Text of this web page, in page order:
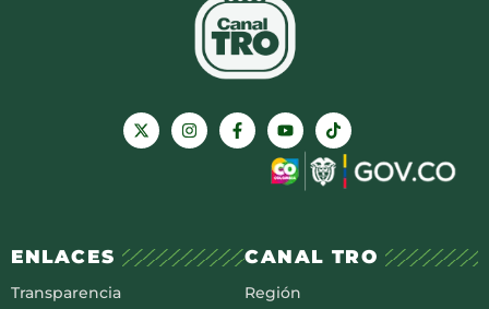
ENLACES
Transparencia
CANAL TRO
Región